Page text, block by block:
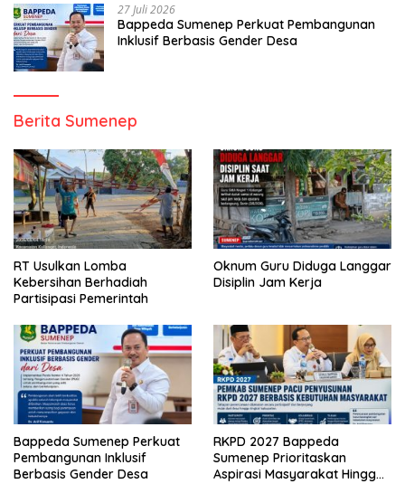
27 Juli 2026
Bappeda Sumenep Perkuat Pembangunan
Inklusif Berbasis Gender Desa
Berita Sumenep
RT Usulkan Lomba
Kebersihan Berhadiah
Partisipasi Pemerintah
Oknum Guru Diduga Langgar
Disiplin Jam Kerja
Bappeda Sumenep Perkuat
Pembangunan Inklusif
Berbasis Gender Desa
RKPD 2027 Bappeda
Sumenep Prioritaskan
Aspirasi Masyarakat Hingga